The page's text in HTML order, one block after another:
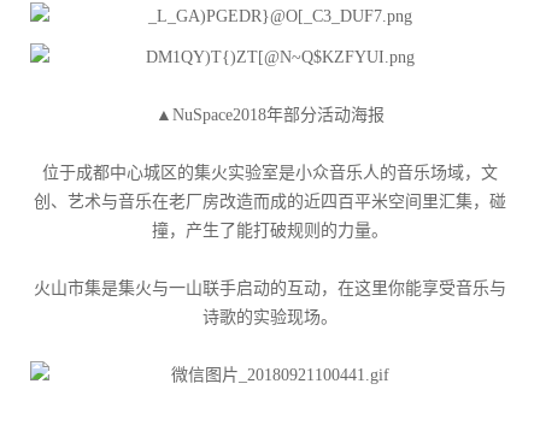
▲NuSpace2018年部分活动海报
位于成都中心城区的集火实验室是小众音乐人的音乐场域，文
创、艺术与音乐在老厂房改造而成的近四百平米空间里汇集，碰
撞，产生了能打破规则的力量。
火山市集是集火与一山联手启动的互动，在这里你能享受音乐与
诗歌的实验现场。